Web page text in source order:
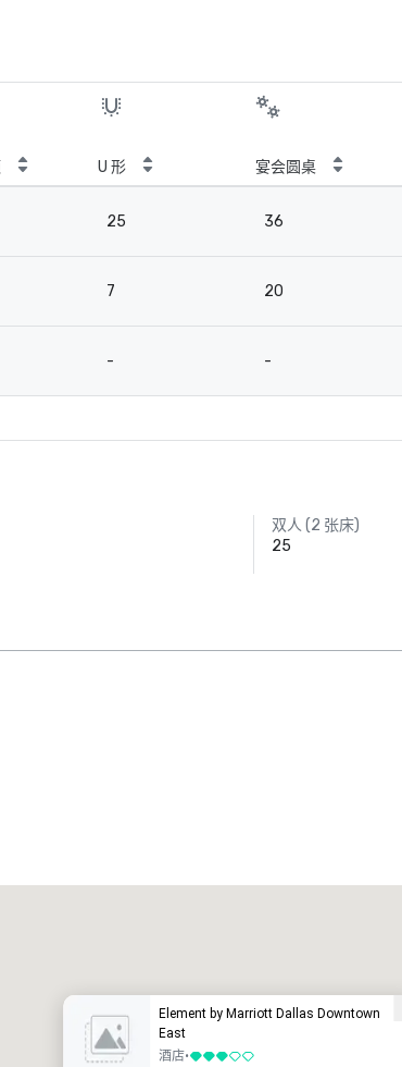
U 形 宴会圆桌
25 36
7 20
- -
双人 (2 张床)
25
Element by Marriott Dallas Downtown
East
酒店•3/5